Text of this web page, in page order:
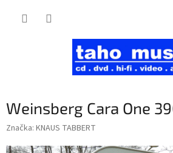
Weinsberg Cara One
Značka: KNAUS TABBERT